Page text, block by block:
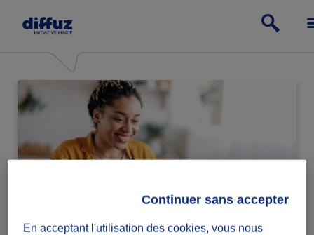
En acceptant l'utilisation des cookies, vous nous
Continuer sans accepter